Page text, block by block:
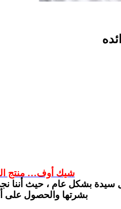
شيك أوف… منتج
كل سيدة بشكل عام ، حيث
بشرتها والحصول على